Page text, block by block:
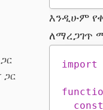
ጋር
እንዲሁም
ለማረጋገጥ
import
const